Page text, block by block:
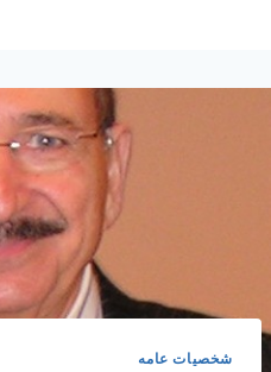
شخصيات عامه